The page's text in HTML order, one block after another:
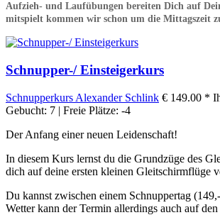
Aufzieh- und Laufübungen bereiten Dich auf
mitspielt kommen wir schon um die Mittagszeit
Schnupper-/ Einsteigerkurs
Schnupperkurs Alexander Schlink € 149.00 *
Gebucht: 7 | Freie Plätze: -4
Der Anfang einer neuen Leidenschaft!
In diesem Kurs lernst du die Grundzüge des
dich auf deine ersten kleinen Gleitschirmflüge
Du kannst zwischen einem Schnuppertag
Wetter kann der Termin allerdings auch auf